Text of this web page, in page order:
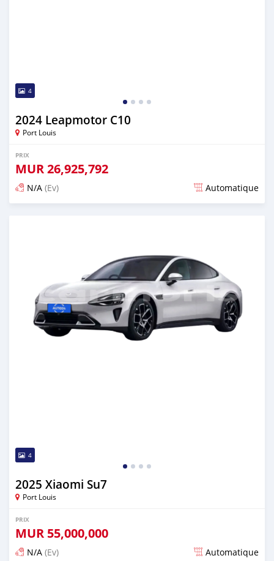
4
2024 Leapmotor C10
Port Louis
PRIX
MUR26,925,792
N/A (Ev) Automatique
4
2025 Xiaomi Su7
Port Louis
PRIX
MUR 55,000,000
N/A (Ev) Automatique